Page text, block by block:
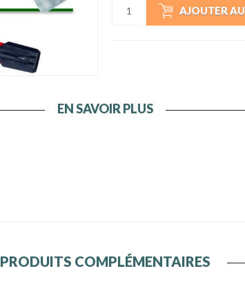
AJOUTER
EN SAVOIR PLUS
PRODUITS COMPLÉMENTAIRES